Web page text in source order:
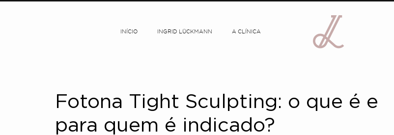
INÍCIO INGRID LÜCKMANN A CLÍNICA
Fotona Tight Sculpting: o que é e
para quem é indicado?